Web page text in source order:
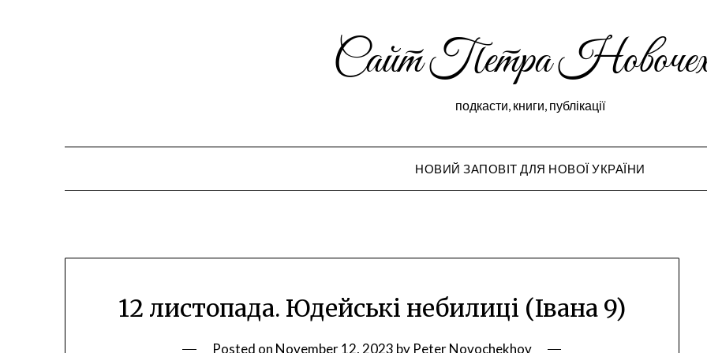
Сайт Петра
подкасти, книги, публікації
НОВИЙ ЗАПОВІТ ДЛЯ НОВОЇ УКРАЇНИ
12 листопада. Юдейські небилиці (Івана 9)
Posted on November 12, 2023 by Peter Novochekhov